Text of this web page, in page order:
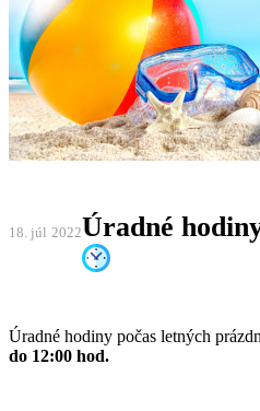
18. júl 2022Úradné
Úradné hodiny počas letných
do 12:00 hod.